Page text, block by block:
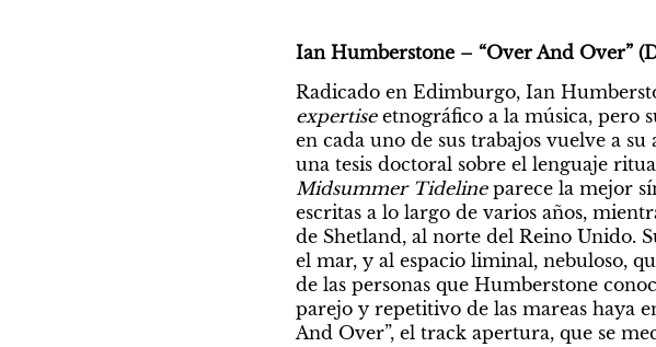
Ian Humberstone – “Over And Over”
expertise etnográfico a la música, pero
en cada uno de sus trabajos vuelve a
Midsummer Tideline parece la mejor
escritas a lo largo de varios años,
de Shetland, al norte del Reino Unido.
el mar, y al espacio liminal, nebuloso,
de las personas que Humberstone
parejo y repetitivo de las mareas haya
And Over”, el track apertura, que se